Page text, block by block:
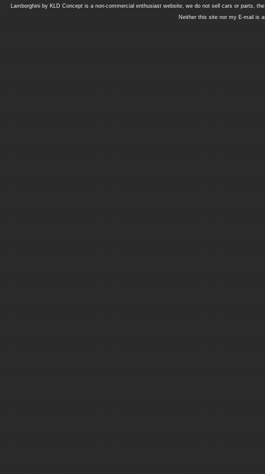
Lamborghini by KLD Concept is a non-commercial enthusiast website, we do not sell cars or parts,
Neither this site nor my E-mail is